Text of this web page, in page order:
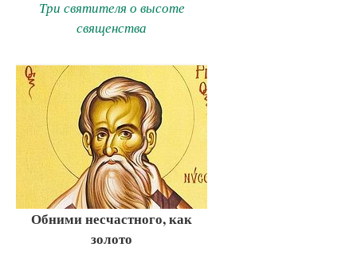
Три святителя о высоте
священства
Обними несчастного, как
золото